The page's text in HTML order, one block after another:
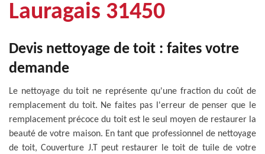
Lauragais 31450
Devis nettoyage de toit : faites votre
demande
Le nettoyage du toit ne représente qu'une fraction du coût de
remplacement du toit. Ne faites pas l'erreur de penser que le
remplacement précoce du toit est le seul moyen de restaurer la
beauté de votre maison. En tant que professionnel de nettoyage
de toit, Couverture J.T peut restaurer le toit de tuile de votre